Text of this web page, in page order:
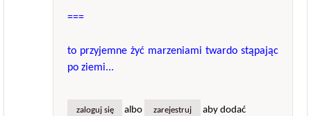
===
to przyjemne żyć marzeniami twardo stąpając
po ziemi...
zaloguj się albo zarejestruj
aby dodać